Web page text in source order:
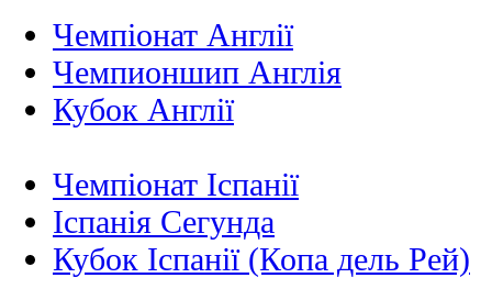
Чемпіонат Англії
Чемпионшип Англія
Кубок Англії
Чемпіонат Іспанії
Іспанія Сегунда
Кубок Іспанії (Копа дель Рей)